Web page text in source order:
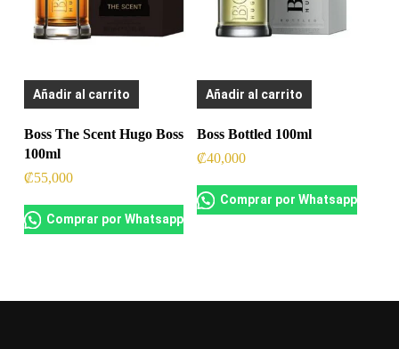
Añadir al carrito
Boss The Scent Hugo Boss
100ml
₡55,000
Comprar por Whatsapp
Añadir al carrito
Boss Bottled 100ml
₡40,000
Comprar por Whatsapp